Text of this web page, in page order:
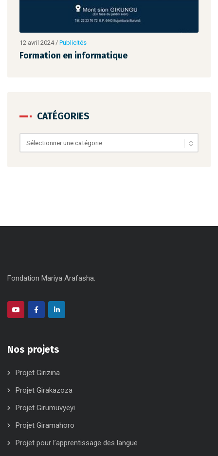
12 avril 2024/ Publicités
Formation en informatique
CATÉGORIES
Catégories
Fondation Mariya Arafasha.
Nos projets
Projet Girizina
Projet Girakazoza
Projet Girumuvyeyi
Projet Giramahoro
Projet pour l’apprentissage des langue